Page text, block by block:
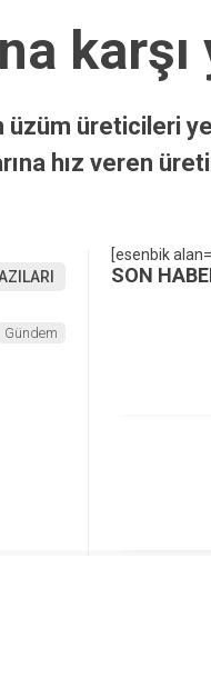
karşı
üzüm üreticileri
hız veren
Gündem
[esenbik
SON